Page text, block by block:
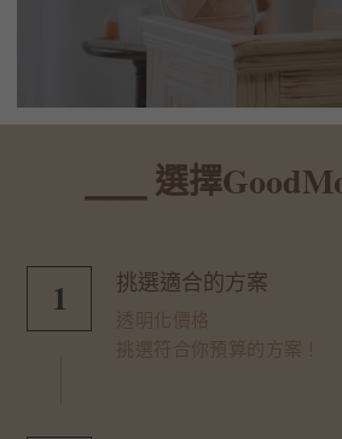
⎯⎯⎯ 選擇
1 挑選適合的方案
透明化價格
挑選符合你預算的方案！